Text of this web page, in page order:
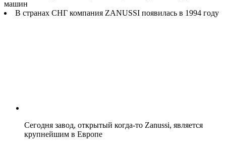
машин
В странах СНГ компания ZANUSSI появилась в 1994 году
Сегодня завод, открытый когда-то Zanussi, является
крупнейшим в Европе